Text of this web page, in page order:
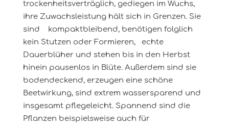
trockenheitsverträglich, gediegen im Wuchs,
ihre Zuwachsleistung hält sich in Grenzen. Sie
sind kompaktbleibend, benötigen folglich
kein Stutzen oder Formieren, echte
Dauerblüher und stehen bis in den Herbst
hinein pausenlos in Blüte. Außerdem sind sie
bodendeckend, erzeugen eine schöne
Beetwirkung, sind extrem wassersparend und
insgesamt pflegeleicht. Spannend sind die
Pflanzen beispielsweise auch für